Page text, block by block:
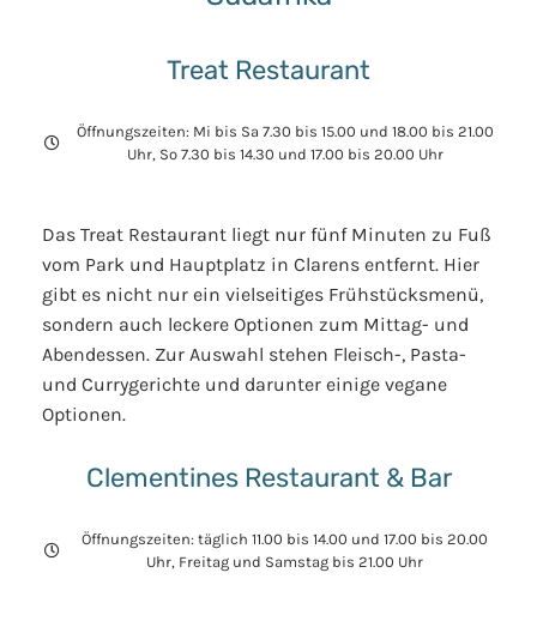
Treat Restaurant
Öffnungszeiten: Mi bis Sa 7.30 bis 15.00 und 18.00 bis 21.00
Uhr, So 7.30 bis 14.30 und 17.00 bis 20.00 Uhr
Das Treat Restaurant liegt nur fünf Minuten zu Fuß
vom Park und Hauptplatz in Clarens entfernt. Hier
gibt es nicht nur ein vielseitiges Frühstücksmenü,
sondern auch leckere Optionen zum Mittag- und
Abendessen. Zur Auswahl stehen Fleisch-, Pasta-
und Currygerichte und darunter einige vegane
Optionen.
Clementines Restaurant & Bar
Öffnungszeiten: täglich 11.00 bis 14.00 und 17.00 bis 20.00
Uhr, Freitag und Samstag bis 21.00 Uhr